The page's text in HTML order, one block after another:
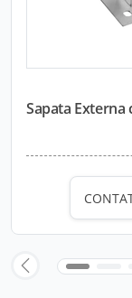
Sapata Externa